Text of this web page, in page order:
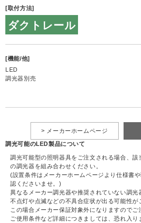
[取付方法]
ダクトレール
[機能/他]
LED
調光器別売
> メーカーホームページ
調光可能のLED製品について
調光可能型の照明器具をご注文される場合、該
の調光器を組み合わせください。
(設置条件はメーカーホームページより仕様書
認くださいませ。)
異なるメーカー調光器や推奨されていない調光
不点灯や点滅などの不具合症状が出る可能性が
この場合メーカー保証対象外になりますのでご
ご使用条件など詳細につきましては、恐れ入